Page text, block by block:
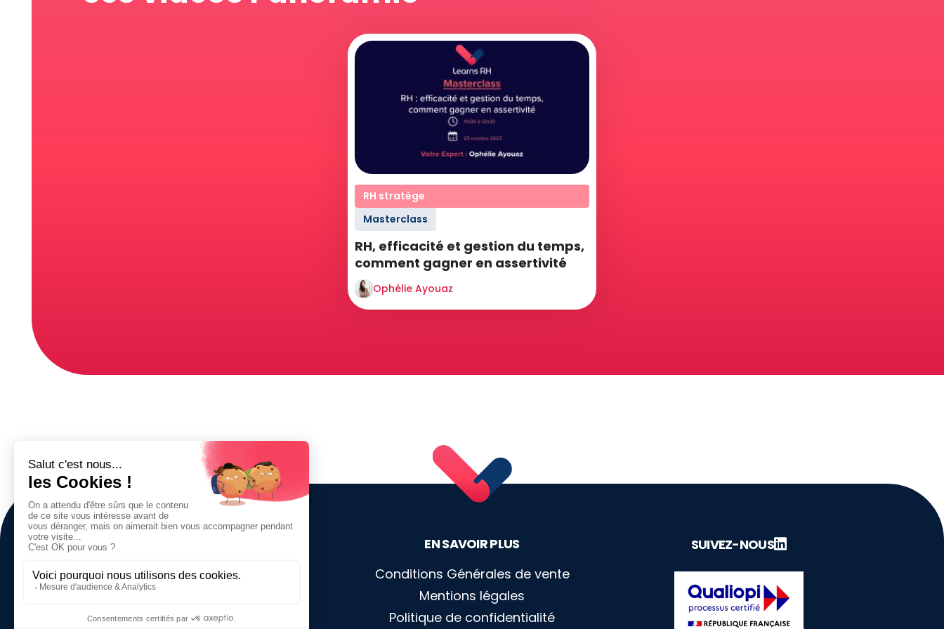
RH stratège
Masterclass
RH, efficacité et gestion du temps,
comment gagner en assertivité
Ophélie Ayouaz
Catalogue
Contactez-nous
EN SAVOIR PLUS
Conditions Générales de vente
Mentions légales
Politique de confidentialité
SUIVEZ-NOUS